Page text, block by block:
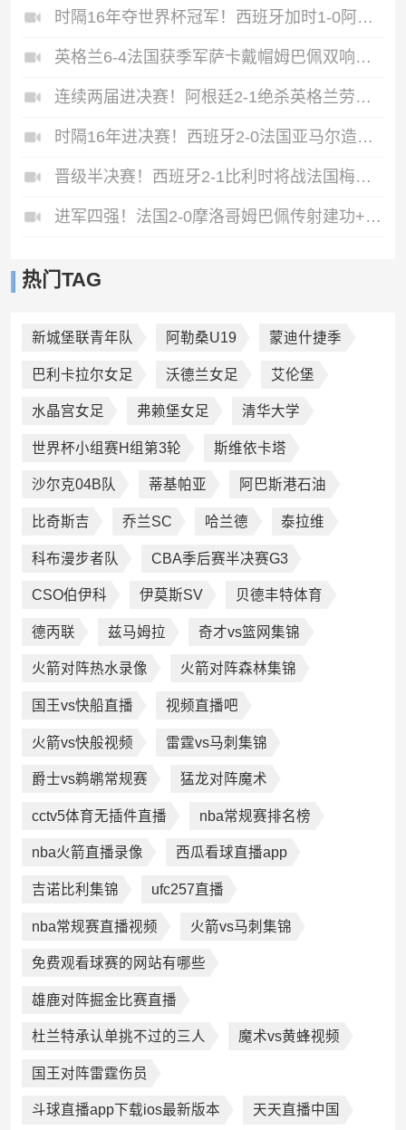
时隔16年夺世界杯冠军！西班牙加时1-0阿根廷费兰制胜恩佐染红
英格兰6-4法国获季军萨卡戴帽姆巴佩双响创纪录奥利塞2助+失良机
连续两届进决赛！阿根廷2-1绝杀英格兰劳塔罗恩佐破门梅西两助攻
时隔16年进决赛！西班牙2-0法国亚马尔造点奥亚萨瓦尔、波罗破门
晋级半决赛！西班牙2-1比利时将战法国梅里诺替补绝杀拉门斯送礼
进军四强！法国2-0摩洛哥姆巴佩传射建功+失点登贝莱贴地斩
热门TAG
新城堡联青年队 阿勒桑U19 蒙迪什捷季
巴利卡拉尔女足 沃德兰女足 艾伦堡
水晶宫女足 弗赖堡女足 清华大学
世界杯小组赛H组第3轮 斯维依卡塔
沙尔克04B队 蒂基帕亚 阿巴斯港石油
比奇斯吉 乔兰SC 哈兰德 泰拉维
科布漫步者队 CBA季后赛半决赛G3
CSO伯伊科 伊莫斯SV 贝德丰特体育
德丙联 兹马姆拉 奇才vs篮网集锦
火箭对阵热水录像 火箭对阵森林集锦
国王vs快船直播 视频直播吧
火箭vs快般视频 雷霆vs马刺集锦
爵士vs鹈鹕常规赛 猛龙对阵魔术
cctv5体育无插件直播 nba常规赛排名榜
nba火箭直播录像 西瓜看球直播app
吉诺比利集锦 ufc257直播
nba常规赛直播视频 火箭vs马刺集锦
免费观看球赛的网站有哪些
雄鹿对阵掘金比赛直播
杜兰特承认单挑不过的三人 魔术vs黄蜂视频
国王对阵雷霆伤员
斗球直播app下载ios最新版本 天天直播中国